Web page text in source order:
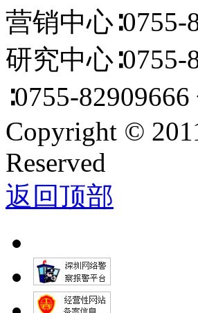
营销中心∶0755-
研究中心∶0755-
∶0755-
Copyright ©
Reserved
返回顶部